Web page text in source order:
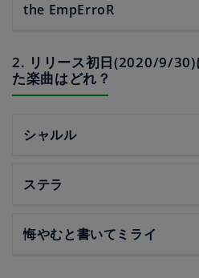
the EmpErroR
2. リリース初日(2020/9/30)
た楽曲はどれ？
シャルル
ステラ
悔やむと書いてミライ